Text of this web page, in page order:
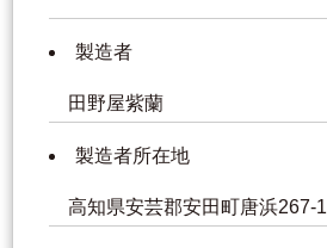
製造者
田野屋紫蘭
製造者所在地
高知県安芸郡安田町唐浜267-1